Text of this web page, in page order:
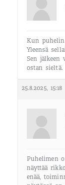
Kun
Yleensä
Sen
ostan sieltä.
25.8.2025, 15:18
Puhelimen
näyttää
enää,